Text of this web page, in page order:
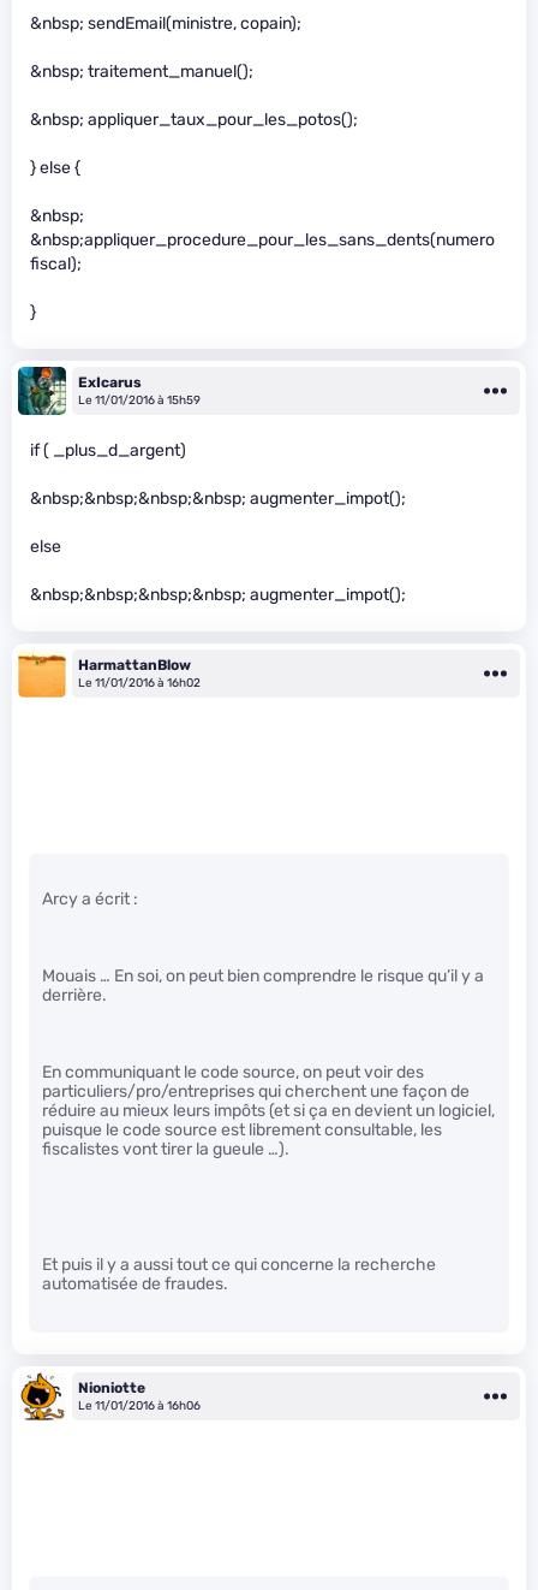
&nbsp; sendEmail(ministre, copain);
&nbsp; traitement_manuel();
&nbsp; appliquer_taux_pour_les_potos();
} else {
&nbsp;
&nbsp;appliquer_procedure_pour_les_sans_dents(numero
fiscal);
}
ExIcarus
Le 11/01/2016 à 15h59
if ( _plus_d_argent)
&nbsp;&nbsp;&nbsp;&nbsp; augmenter_impot();
else
&nbsp;&nbsp;&nbsp;&nbsp; augmenter_impot();
HarmattanBlow
Le 11/01/2016 à 16h02
Arcy a écrit :
Mouais … En soi, on peut bien comprendre le risque qu’il y a
derrière.
En communiquant le code source, on peut voir des
particuliers/pro/entreprises qui cherchent une façon de
réduire au mieux leurs impôts (et si ça en devient un logiciel,
puisque le code source est librement consultable, les
fiscalistes vont tirer la gueule …).
Et puis il y a aussi tout ce qui concerne la recherche
automatisée de fraudes.
Nioniotte
Le 11/01/2016 à 16h06